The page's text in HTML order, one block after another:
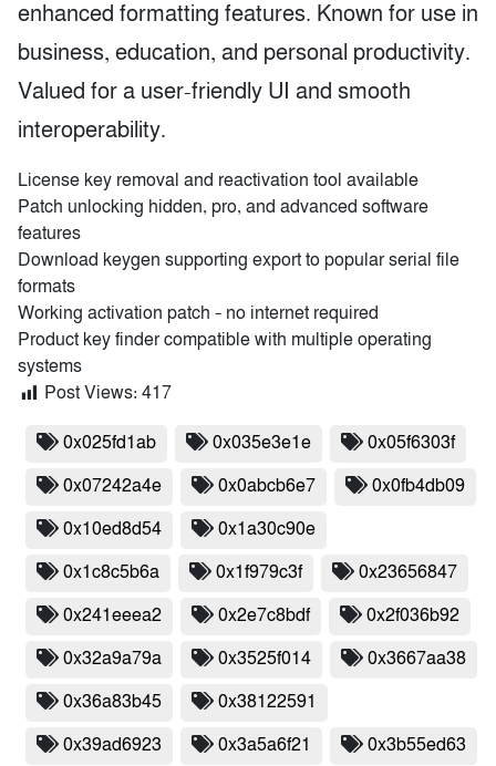
enhanced formatting features. Known for use in
business, education, and personal productivity.
Valued for a user-friendly UI and smooth
interoperability.
License key removal and reactivation tool available
Patch unlocking hidden, pro, and advanced software
features
Download keygen supporting export to popular serial file
formats
Working activation patch – no internet required
Product key finder compatible with multiple operating
systems
Post Views: 417
0x025fd1ab 0x035e3e1e 0x05f6303f
0x07242a4e 0x0abcb6e7 0x0fb4db09
0x10ed8d54 0x1a30c90e
0x1c8c5b6a 0x1f979c3f 0x23656847
0x241eeea2 0x2e7c8bdf 0x2f036b92
0x32a9a79a 0x3525f014 0x3667aa38
0x36a83b45 0x38122591
0x39ad6923 0x3a5a6f21 0x3b55ed63